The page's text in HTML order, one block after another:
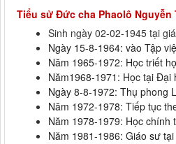
Tiểu sử Đức cha Phaolô Nguyễn
Sinh ngày 02-02-1945 tại
Ngày 15-8-1964: vào Tập
Năm 1965-1972: Học triết
Năm1968-1971: Học tại
Ngày 8-8-1972: Thụ phong
Năm 1972-1978: Tiếp tục
Năm 1978-1979: Học
Năm 1981-1986: Giáo sư